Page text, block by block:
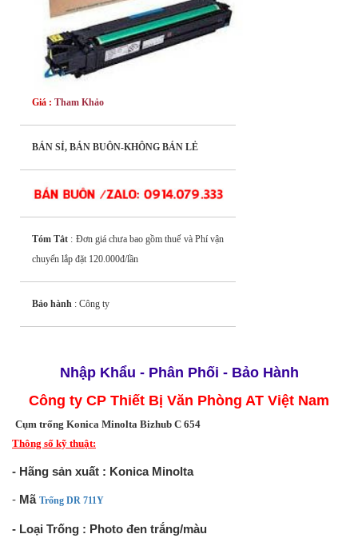
Giá : Tham Khảo
BÁN SỈ, BÁN BUÔN-KHÔNG BÁN LẺ
Tóm Tắt : Đơn giá chưa bao gồm thuế và Phí vận
chuyển lắp đặt 120.000đ/lần
Bảo hành : Công ty
Nhập Khẩu - Phân Phối - Bảo Hành
Công ty CP Thiết Bị Văn Phòng AT Việt Nam
Cụm trống Konica Minolta Bizhub C 654
Thông số kỹ thuật:
- Hãng sản xuất : Konica Minolta
- Mã Trống DR 711Y
- Loại Trống : Photo đen trắng/màu